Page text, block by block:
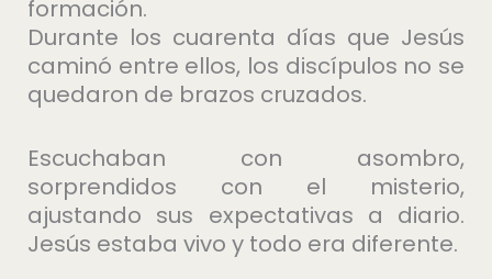
formación.
Durante los cuarenta días que Jesús
caminó entre ellos, los discípulos no se
quedaron de brazos cruzados.
Escuchaban con asombro,
sorprendidos con el misterio,
ajustando sus expectativas a diario.
Jesús estaba vivo y todo era diferente.